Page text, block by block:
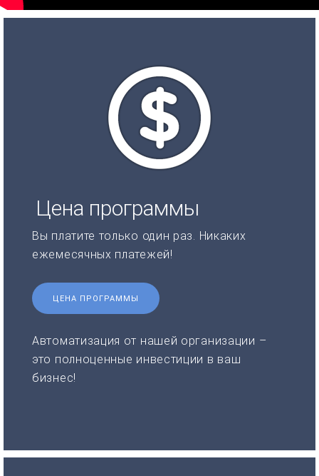
Цена программы
Вы платите только один раз. Никаких
ежемесячных платежей!
ЦЕНА ПРОГРАММЫ
Автоматизация от нашей организации –
это полноценные инвестиции в ваш
бизнес!